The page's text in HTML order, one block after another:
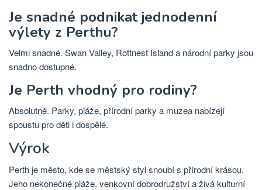
Je snadné podnikat jednodenní
výlety z Perthu?
Velmi snadné. Swan Valley, Rottnest Island a národní parky jsou
snadno dostupné.
Je Perth vhodný pro rodiny?
Absolutně. Parky, pláže, přírodní parky a muzea nabízejí
spoustu pro děti i dospělé.
Výrok
Perth je město, kde se městský styl snoubí s přírodní krásou.
Jeho nekonečné pláže, venkovní dobrodružství a živá kulturní